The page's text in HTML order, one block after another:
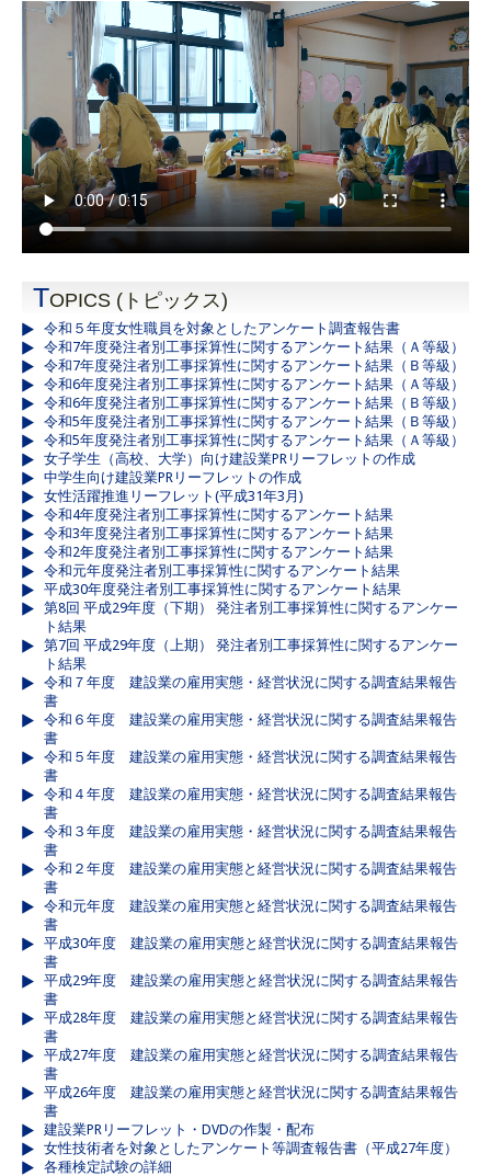
TOPICS (トピックス)
令和５年度女性職員を対象としたアンケート調査報告書
令和7年度発注者別工事採算性に関するアンケート結果（Ａ等級）
令和7年度発注者別工事採算性に関するアンケート結果（Ｂ等級）
令和6年度発注者別工事採算性に関するアンケート結果（Ａ等級）
令和6年度発注者別工事採算性に関するアンケート結果（Ｂ等級）
令和5年度発注者別工事採算性に関するアンケート結果（Ｂ等級）
令和5年度発注者別工事採算性に関するアンケート結果（Ａ等級）
女子学生（高校、大学）向け建設業PRリーフレットの作成
中学生向け建設業PRリーフレットの作成
女性活躍推進リーフレット(平成31年3月)
令和4年度発注者別工事採算性に関するアンケート結果
令和3年度発注者別工事採算性に関するアンケート結果
令和2年度発注者別工事採算性に関するアンケート結果
令和元年度発注者別工事採算性に関するアンケート結果
平成30年度発注者別工事採算性に関するアンケート結果
第8回 平成29年度（下期） 発注者別工事採算性に関するアンケー
ト結果
第7回 平成29年度（上期） 発注者別工事採算性に関するアンケー
ト結果
令和７年度 建設業の雇用実態・経営状況に関する調査結果報告
書
令和６年度 建設業の雇用実態・経営状況に関する調査結果報告
書
令和５年度 建設業の雇用実態・経営状況に関する調査結果報告
書
令和４年度 建設業の雇用実態・経営状況に関する調査結果報告
書
令和３年度 建設業の雇用実態・経営状況に関する調査結果報告
書
令和２年度 建設業の雇用実態と経営状況に関する調査結果報告
書
令和元年度 建設業の雇用実態と経営状況に関する調査結果報告
書
平成30年度 建設業の雇用実態と経営状況に関する調査結果報告
書
平成29年度 建設業の雇用実態と経営状況に関する調査結果報告
書
平成28年度 建設業の雇用実態と経営状況に関する調査結果報告
書
平成27年度 建設業の雇用実態と経営状況に関する調査結果報告
書
平成26年度 建設業の雇用実態と経営状況に関する調査結果報告
書
建設業PRリーフレット・DVDの作製・配布
女性技術者を対象としたアンケート等調査報告書（平成27年度）
各種検定試験の詳細